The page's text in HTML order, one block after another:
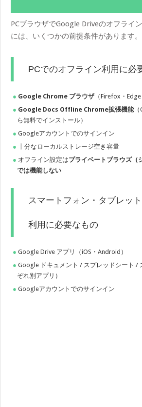
PCブラウザでGoogle Driveのオフライ
には、いくつかの前提条件があります。
PCでのオフライン利用に必
Google Chrome ブラウザ（Firefox・Edge
Google Docs Offline Chrome拡張機能
ら無料でインストール）
Googleアカウントでのサインイン
十分なローカルストレージ空き容量
オフライン設定はプライベートブラウズ（
では機能しない
スマートフォン・タブレッ
利用に必要なもの
Google Drive アプリ（iOS・Android）
Google ドキュメント / スプレッドシート /
ぞれ別アプリ）
Googleアカウントでのサインイン